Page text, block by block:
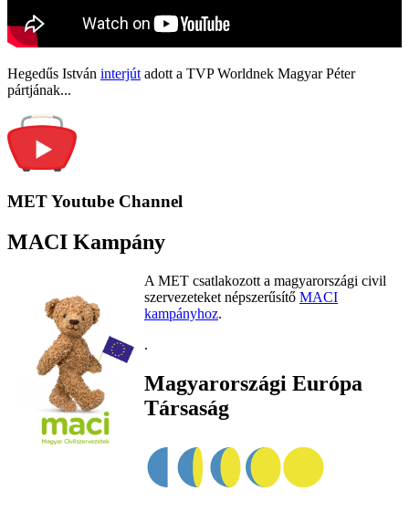
Hegedűs István interjút adott a TVP Worldnek Magyar Péter
pártjának...
MET Youtube Channel
MACI Kampány
A MET csatlakozott a magyarországi civil
szervezeteket népszerűsítő MACI
kampányhoz.
.
Magyarországi Európa
Társaság